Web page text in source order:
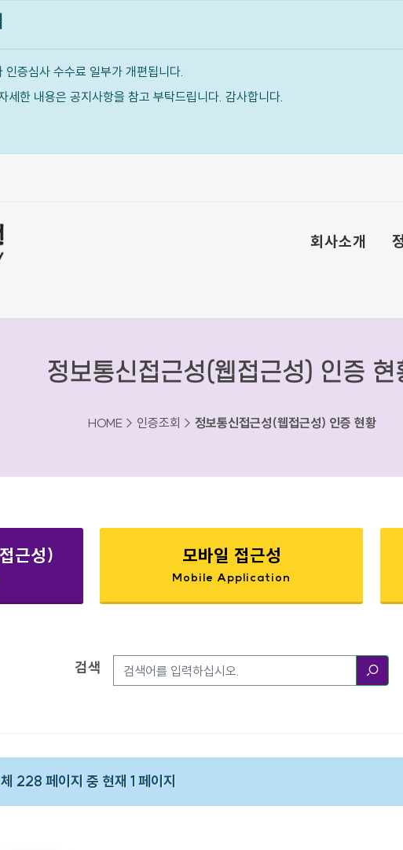
증심사 수수료 일부가 개편됩니다.
한 내용은 공지사항을 참고 부탁드립니다. 감사합니다.
회사소개
정보통신접근성(웹접근성) 인증 현
HOME > 인증조회 > 정보통신접근성(웹접근성) 인증 현황
근성) 모바일 접근성
Mobile Application
검색
228 페이지 중 현재 1 페이지